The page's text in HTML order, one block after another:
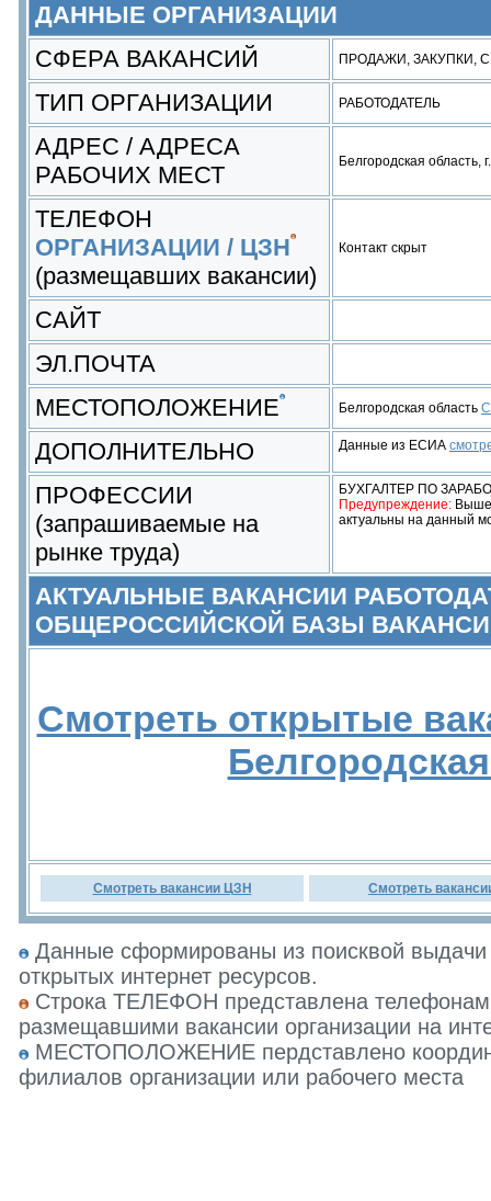
ДАННЫЕ ОРГАНИЗАЦИИ
СФЕРА ВАКАНСИЙ
ПРОДАЖИ, ЗАКУПКИ,
ТИП ОРГАНИЗАЦИИ РАБОТОДАТЕЛЬ
АДРЕС / АДРЕСА
РАБОЧИХ МЕСТ
Белгородская
ТЕЛЕФОН
ОРГАНИЗАЦИИ / ЦЗН
(размещавших вакансии)
Контакт скрыт
САЙТ
ЭЛ.ПОЧТА
МЕСТОПОЛОЖЕНИЕ
Белгородская область
ДОПОЛНИТЕЛЬНО Данные из ЕСИА
ПРОФЕССИИ
(запрашиваемые на
рынке труда)
БУХГАЛТЕР ПО
Предупреждение: Выше
актуальны на данный
АКТУАЛЬНЫЕ ВАКАНСИИ
ОБЩЕРОССИЙСКОЙ БАЗЫ
Смотреть открытые
Смотреть вакансии ЦЗН Смотреть
Данные сформированы из поисквой
открытых интернет ресурсов.
Строка ТЕЛЕФОН представлена
размещавшими вакансии организации на
МЕСТОПОЛОЖЕНИЕ пердставлено
филиалов организации или рабочего места